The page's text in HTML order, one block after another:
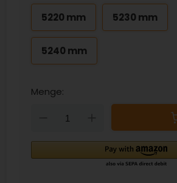
5220 mm 5230 mm
5240 mm
Menge:
Down